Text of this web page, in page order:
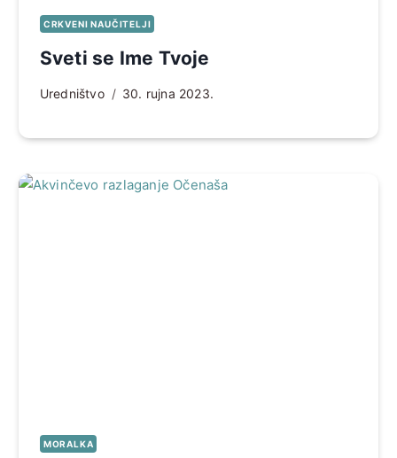
CRKVENI NAUČITELJI
Sveti se Ime Tvoje
Uredništvo 30. rujna 2023.
MORALKA